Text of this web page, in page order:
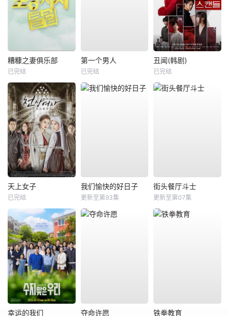
糟糠之妻俱乐部
已完结
第一个男人
已完结
丑闻(韩剧)
已完结
天上女子
已完结
我们愉快的好日子
更新至第93集
街头餐厅斗士
更新至第07集
幸运的我们 夺命许愿 铁拳教育